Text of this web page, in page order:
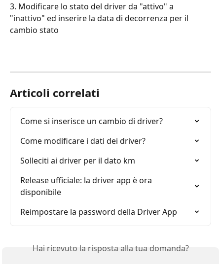
3. Modificare lo stato del driver da "attivo" a
"inattivo" ed inserire la data di decorrenza per il
cambio stato
Articoli correlati
Come si inserisce un cambio di driver?
Come modificare i dati dei driver?
Solleciti ai driver per il dato km
Release ufficiale: la driver app è ora
disponibile
Reimpostare la password della Driver App
Hai ricevuto la risposta alla tua domanda?